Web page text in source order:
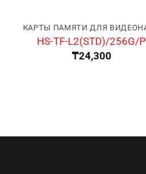
HS-TF-L2(STD)/256G/P
₸24,300